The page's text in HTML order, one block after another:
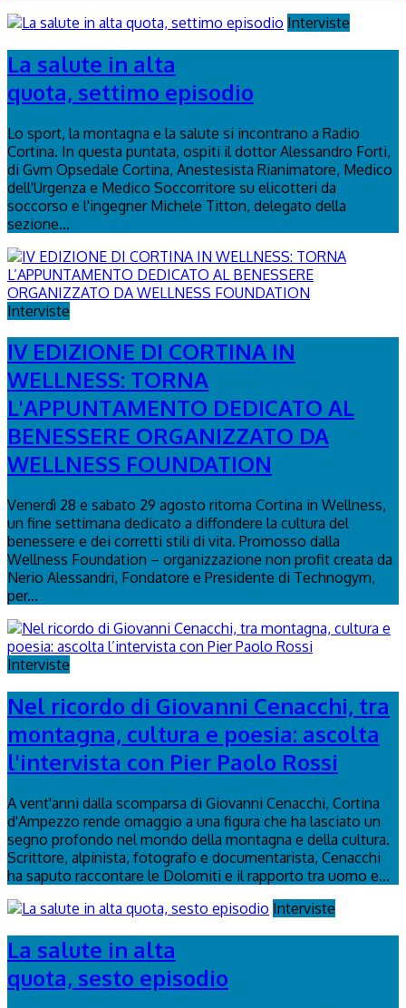
Interviste
La salute in alta
quota, settimo episodio
Lo sport, la montagna e la salute si incontrano a Radio
Cortina. In questa puntata, ospiti il dottor Alessandro Forti,
di Gvm Opsedale Cortina, Anestesista Rianimatore, Medico
dell'Urgenza e Medico Soccorritore su elicotteri da
soccorso e l'ingegner Michele Titton, delegato della
sezione...
Interviste
IV EDIZIONE DI CORTINA IN
WELLNESS: TORNA
L'APPUNTAMENTO DEDICATO AL
BENESSERE ORGANIZZATO DA
WELLNESS FOUNDATION
Venerdì 28 e sabato 29 agosto ritorna Cortina in Wellness,
un fine settimana dedicato a diffondere la cultura del
benessere e dei corretti stili di vita. Promosso dalla
Wellness Foundation – organizzazione non profit creata da
Nerio Alessandri, Fondatore e Presidente di Technogym,
per...
Interviste
Nel ricordo di Giovanni Cenacchi, tra
montagna, cultura e poesia: ascolta
l'intervista con Pier Paolo Rossi
A vent'anni dalla scomparsa di Giovanni Cenacchi, Cortina
d'Ampezzo rende omaggio a una figura che ha lasciato un
segno profondo nel mondo della montagna e della cultura.
Scrittore, alpinista, fotografo e documentarista, Cenacchi
ha saputo raccontare le Dolomiti e il rapporto tra uomo e...
Interviste
La salute in alta
quota, sesto episodio